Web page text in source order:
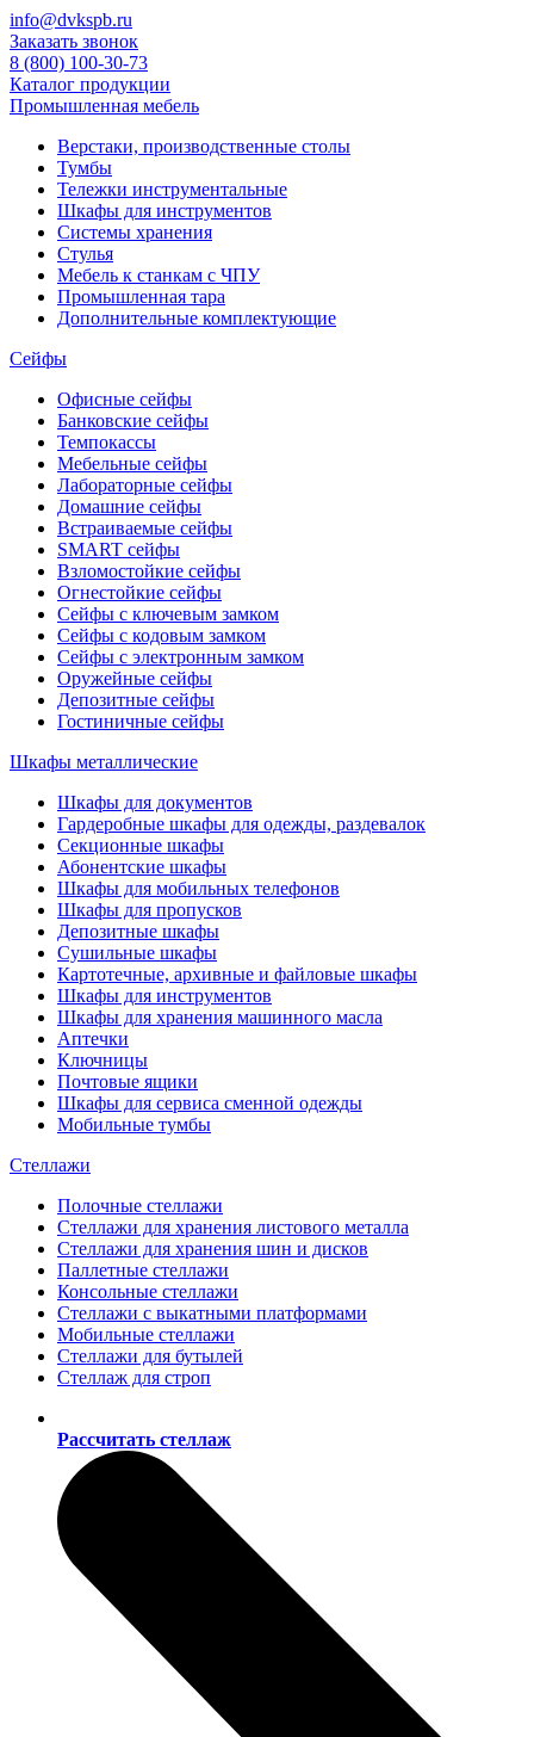
info@dvkspb.ru
Заказать звонок
8 (800) 100-30-73
Каталог продукции
Промышленная мебель
Верстаки, производственные столы
Тумбы
Тележки инструментальные
Шкафы для инструментов
Системы хранения
Стулья
Мебель к станкам с ЧПУ
Промышленная тара
Дополнительные комплектующие
Сейфы
Офисные сейфы
Банковские сейфы
Темпокассы
Мебельные сейфы
Лабораторные сейфы
Домашние сейфы
Встраиваемые сейфы
SMART сейфы
Взломостойкие сейфы
Огнестойкие сейфы
Сейфы с ключевым замком
Сейфы с кодовым замком
Сейфы с электронным замком
Оружейные сейфы
Депозитные сейфы
Гостиничные сейфы
Шкафы металлические
Шкафы для документов
Гардеробные шкафы для одежды, раздевалок
Секционные шкафы
Абонентские шкафы
Шкафы для мобильных телефонов
Шкафы для пропусков
Депозитные шкафы
Сушильные шкафы
Картотечные, архивные и файловые шкафы
Шкафы для инструментов
Шкафы для хранения машинного масла
Аптечки
Ключницы
Почтовые ящики
Шкафы для сервиса сменной одежды
Мобильные тумбы
Стеллажи
Полочные стеллажи
Стеллажи для хранения листового металла
Стеллажи для хранения шин и дисков
Паллетные стеллажи
Консольные стеллажи
Стеллажи с выкатными платформами
Мобильные стеллажи
Стеллажи для бутылей
Стеллаж для строп
Рассчитать стеллаж